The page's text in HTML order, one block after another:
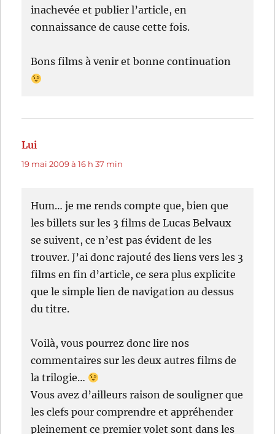
inachevée et publier l’article, en
connaissance de cause cette fois.
Bons films à venir et bonne continuation
Lui
19 mai 2009 à 16 h 37 min
Hum… je me rends compte que, bien que
les billets sur les 3 films de Lucas Belvaux
se suivent, ce n’est pas évident de les
trouver. J’ai donc rajouté des liens vers les 3
films en fin d’article, ce sera plus explicite
que le simple lien de navigation au dessus
du titre.
Voilà, vous pourrez donc lire nos
commentaires sur les deux autres films de
la trilogie…
Vous avez d’ailleurs raison de souligner que
les clefs pour comprendre et appréhender
pleinement ce premier volet sont dans les